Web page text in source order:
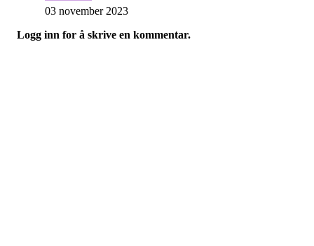
03 november 2023
Logg inn for å skrive en kommentar.